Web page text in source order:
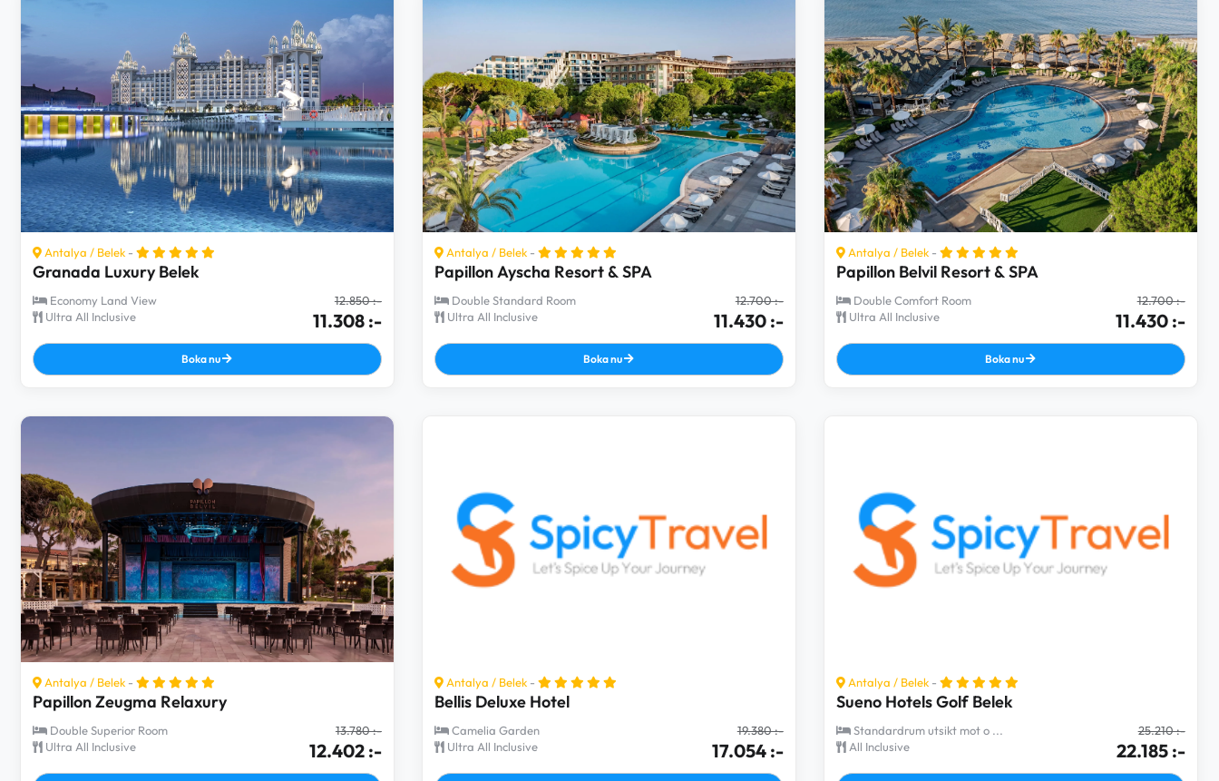
Antalya / Belek -
Granada Luxury Belek
Economy Land View
Ultra All Inclusive
12.850 :-
11.308 :-
Boka nu
Antalya / Belek -
Papillon Ayscha Resort & SPA
Double Standard Room
Ultra All Inclusive
12.700 :-
11.430 :-
Boka nu
Antalya / Belek -
Papillon Belvil Resort & SPA
Double Comfort Room
Ultra All Inclusive
12.700 :-
11.430 :-
Boka nu
Antalya / Belek -
Papillon Zeugma Relaxury
Double Superior Room
Ultra All Inclusive
13.780 :-
12.402 :-
Antalya / Belek -
Bellis Deluxe Hotel
Camelia Garden
Ultra All Inclusive
19.380 :-
17.054 :-
Antalya / Belek -
Sueno Hotels Golf Belek
Standardrum utsikt mot o ...
All Inclusive
25.210 :-
22.185 :-